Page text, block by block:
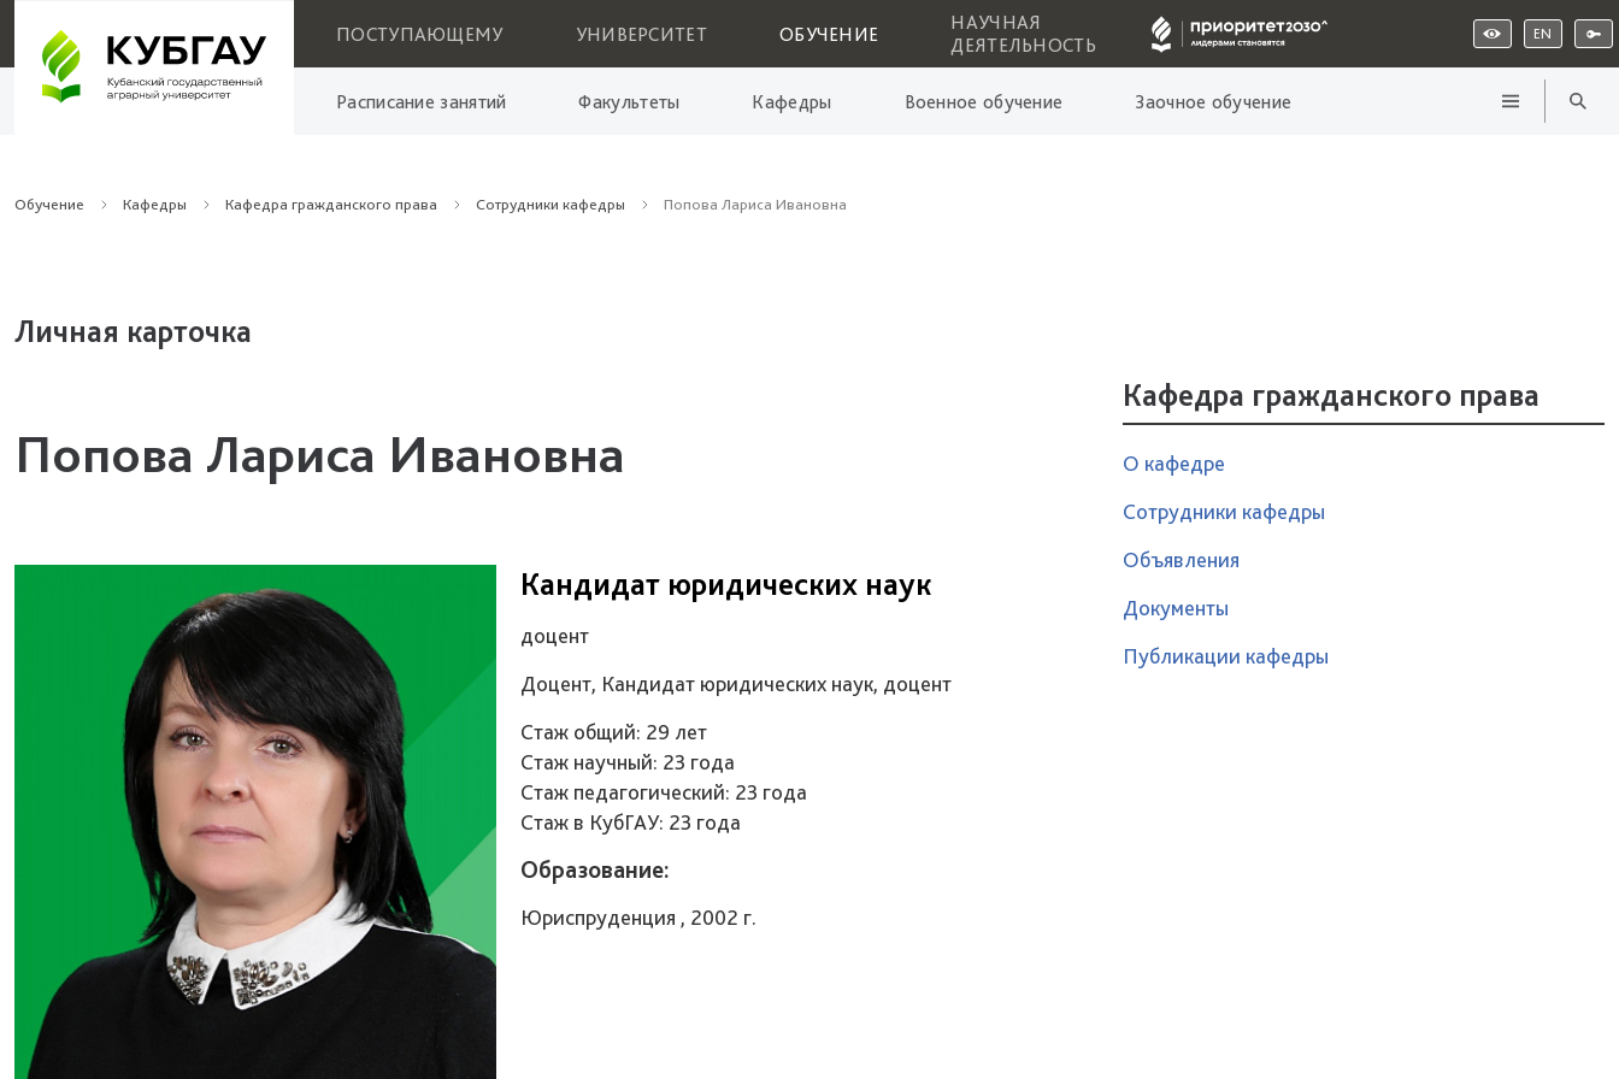
ПОСТУПАЮЩЕМУ УНИВЕРСИТЕТ ОБУЧЕНИЕ
НАУЧНАЯ
ДЕЯТЕЛЬНОСТЬ
EN
Расписание занятий Факультеты Кафедры Военное обучение Заочное обучение
Обучение Кафедры Кафедра гражданского права Сотрудники кафедры Попова Лариса Ивановна
Личная карточка
Попова Лариса Ивановна
Кандидат юридических наук
доцент
Доцент, Кандидат юридических наук, доцент
Стаж общий: 29 лет
Стаж научный: 23 года
Стаж педагогический: 23 года
Стаж в КубГАУ: 23 года
Образование:
Юриспруденция , 2002 г.
Кафедра гражданского права
О кафедре
Сотрудники кафедры
Объявления
Документы
Публикации кафедры